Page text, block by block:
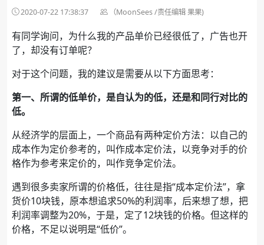
2020-07-22 17:38:37 （MoonSees /责任编辑 果果)
有同学询问，为什么我的产品单价已经很低了，广告也开
了，却没有订单呢？
对于这个问题，我的建议是需要从以下方面思考：
第一、所谓的低单价，是自认为的低，还是和同行对比的
低。
从经济学的层面上，一个商品有两种定价方法：以自己的
成本作为定价参考的，叫作成本定价法，以竞争对手的价
格作为参考来定价的，叫作竞争定价法。
遇到很多卖家所谓的价格低，往往是指“成本定价法”，拿
货价10块钱，原本想追求50%的利润率，后来想了想，把
利润率调整为20%，于是，定了12块钱的价格。但这样的
价格，不足以说明是“低价”。